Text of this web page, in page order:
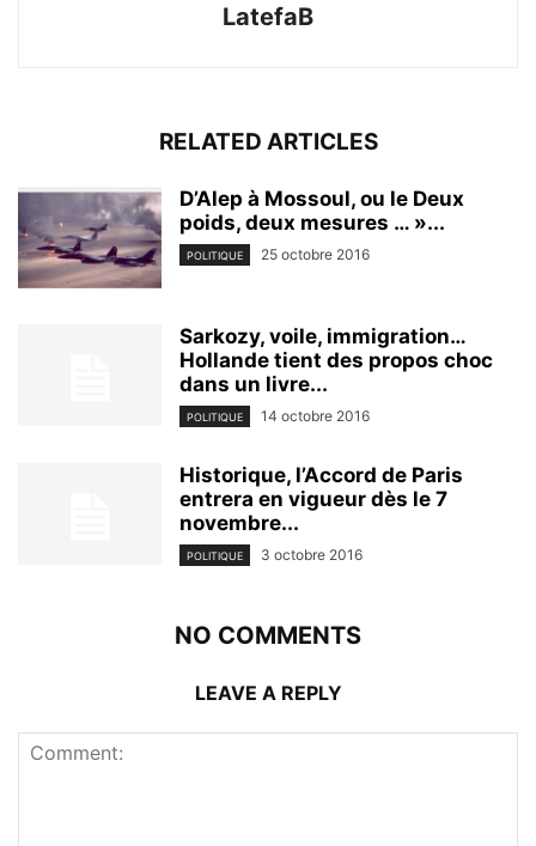
LatefaB
RELATED ARTICLES
D’Alep à Mossoul, ou le Deux
poids, deux mesures … »...
POLITIQUE 25 octobre 2016
Sarkozy, voile, immigration…
Hollande tient des propos choc
dans un livre...
POLITIQUE 14 octobre 2016
Historique, l’Accord de Paris
entrera en vigueur dès le 7
novembre...
POLITIQUE 3 octobre 2016
NO COMMENTS
LEAVE A REPLY